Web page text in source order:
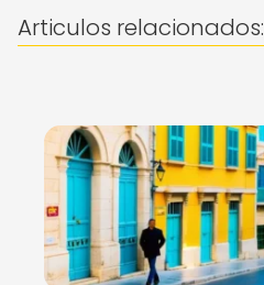
Articulos relacionados: